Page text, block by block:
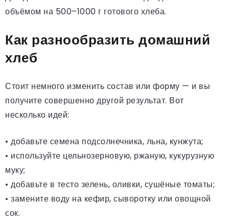
объёмом на 500–1000 г готового хлеба.
Как разнообразить домашний
хлеб
Стоит немного изменить состав или форму — и вы
получите совершенно другой результат. Вот
несколько идей:
• добавьте семена подсолнечника, льна, кунжута;
• используйте цельнозерновую, ржаную, кукурузную
муку;
• добавьте в тесто зелень, оливки, сушёные томаты;
• замените воду на кефир, сыворотку или овощной
сок.